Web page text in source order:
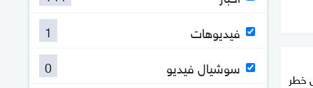
خطر
فيديوهات
1
سوشيال فيديو
0